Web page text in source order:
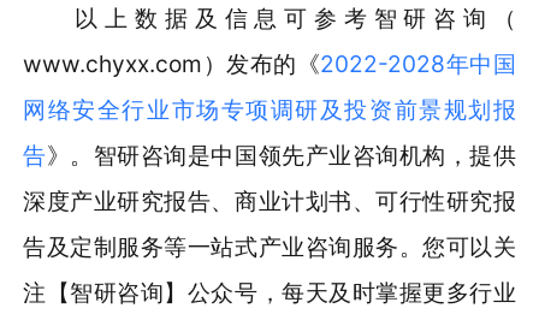
以上数据及信息可参考智研咨询（
www.chyxx.com）发布的《2022-2028年中国
网络安全行业市场专项调研及投资前景规划报
告》。智研咨询是中国领先产业咨询机构，提供
深度产业研究报告、商业计划书、可行性研究报
告及定制服务等一站式产业咨询服务。您可以关
注【智研咨询】公众号，每天及时掌握更多行业